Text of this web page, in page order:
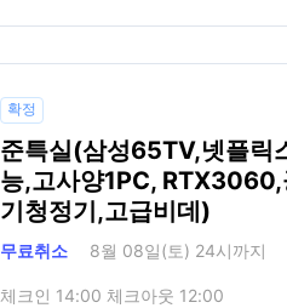
확정
준특실(삼성65TV,넷플릭
능,고사양1PC, RTX3060,
기청정기,고급비데)
무료취소 8월 08일(토) 24시까지
체크인 14:00 체크아웃 12:00